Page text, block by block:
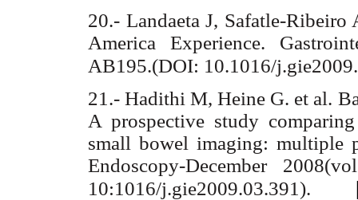
20.- Landaeta J, Safatle-
America Experience.
AB195.(DOI: 10.1016/
21.- Hadithi M, Heine G. et al.
A prospective study
small bowel imaging: multiple
Endoscopy-December
10:1016/j.gie2009.03.391).